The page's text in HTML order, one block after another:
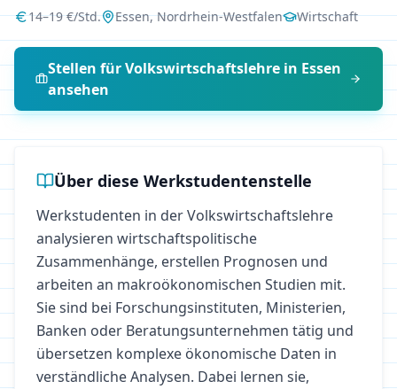
14–19€/Std. Essen,Nordrhein-Westfalen Wirtschaft
Stellen fürVolkswirtschaftslehrein Essen
ansehen
Über diese Werkstudentenstelle
Werkstudenten in der Volkswirtschaftslehre
analysieren wirtschaftspolitische
Zusammenhänge, erstellen Prognosen und
arbeiten an makroökonomischen Studien mit.
Sie sind bei Forschungsinstituten, Ministerien,
Banken oder Beratungsunternehmen tätig und
übersetzen komplexe ökonomische Daten in
verständliche Analysen. Dabei lernen sie,